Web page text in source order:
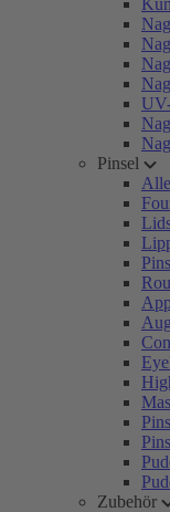
Pinsel
Zubehör